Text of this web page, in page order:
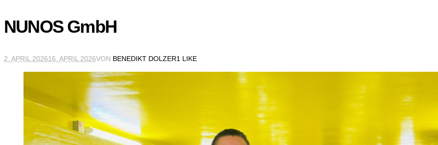
NUNOS GmbH
2. APRIL 202616. APRIL 2026VON BENEDIKT DOLZER1 LIKE